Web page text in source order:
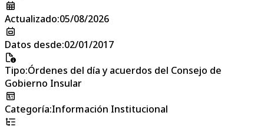
Actualizado:05/08/2026
Datos desde:02/01/2017
Tipo:Órdenes del día y acuerdos del Consejo de
Gobierno Insular
Categoría:Información Institucional